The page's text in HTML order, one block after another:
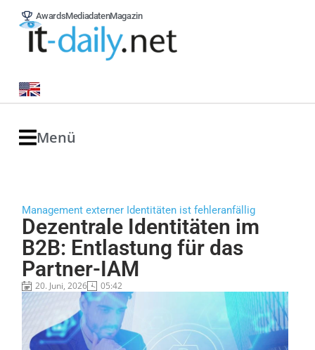
AwardsMediadatenMagazin
Menü
Management externer Identitäten ist fehleranfällig
Dezentrale Identitäten im
B2B: Entlastung für das
Partner-IAM
20. Juni, 2026 05:42